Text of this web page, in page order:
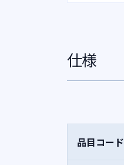
仕様
品目コード